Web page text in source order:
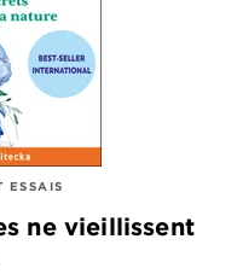
ESSAIS
ne vieillissent